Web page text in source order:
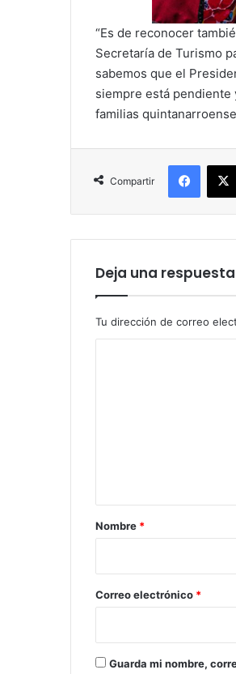
“Es de reconocer
Secretaría de Turismo
sabemos que el
siempre está pendiente
familias
Compartir
Deja una respuesta
Tu dirección de correo
r
*
Nombre *
Correo electrónico *
Guarda mi nombre,